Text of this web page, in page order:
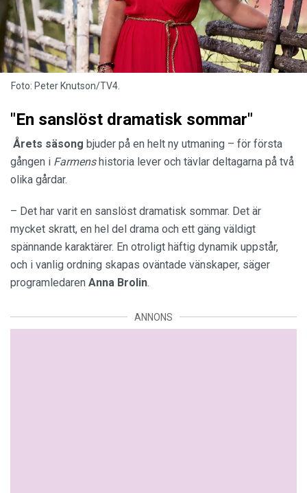
Foto: Peter Knutson/TV4.
"En sanslöst dramatisk sommar"
Årets säsong bjuder på en helt ny utmaning – för första
gången i Farmenshistoria lever och tävlar deltagarna på två
olika gårdar.
– Det har varit en sanslöst dramatisk sommar. Det är
mycket skratt, en hel del drama och ett gäng väldigt
spännande karaktärer. En otroligt häftig dynamik uppstår,
och i vanlig ordning skapas oväntade vänskaper, säger
programledaren Anna Brolin.
ANNONS